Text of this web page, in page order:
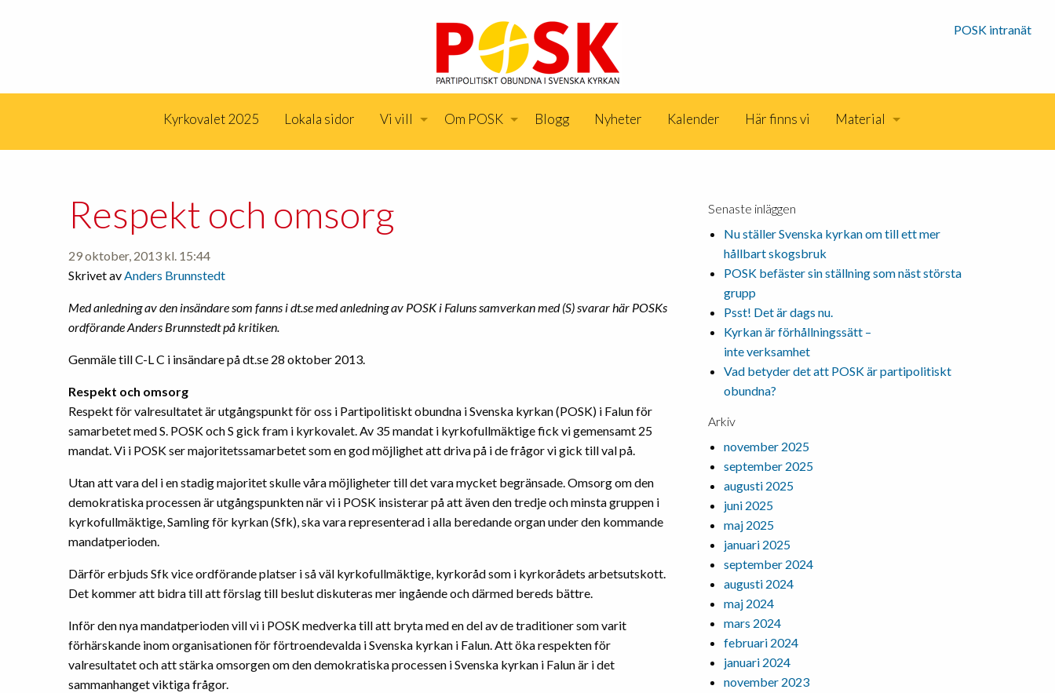
POSK intranät
Kyrkovalet 2025 Lokala sidor Vi vill Om POSK Blogg Nyheter Kalender Här finns vi Material
Respekt och omsorg
29 oktober, 2013 kl. 15:44
Skrivet avAnders Brunnstedt
Med anledning av den insändare som fanns i dt.se med anledning av POSK i Faluns samverkan med (S) svarar här POSKs
ordförande Anders Brunnstedt på kritiken.
Genmäle till C-L C i insändare på dt.se 28 oktober 2013.
Respekt och omsorg
Respekt för valresultatet är utgångspunkt för oss i Partipolitiskt obundna i Svenska kyrkan (POSK) i Falun för
samarbetet med S. POSK och S gick fram i kyrkovalet. Av 35 mandat i kyrkofullmäktige fick vi gemensamt 25
mandat. Vi i POSK ser majoritetssamarbetet som en god möjlighet att driva på i de frågor vi gick till val på.
Utan att vara del i en stadig majoritet skulle våra möjligheter till det vara mycket begränsade. Omsorg om den
demokratiska processen är utgångspunkten när vi i POSK insisterar på att även den tredje och minsta gruppen i
kyrkofullmäktige, Samling för kyrkan (Sfk), ska vara representerad i alla beredande organ under den kommande
mandatperioden.
Därför erbjuds Sfk vice ordförande platser i så väl kyrkofullmäktige, kyrkoråd som i kyrkorådets arbetsutskott.
Det kommer att bidra till att förslag till beslut diskuteras mer ingående och därmed bereds bättre.
Inför den nya mandatperioden vill vi i POSK medverka till att bryta med en del av de traditioner som varit
förhärskande inom organisationen för förtroendevalda i Svenska kyrkan i Falun. Att öka respekten för
valresultatet och att stärka omsorgen om den demokratiska processen i Svenska kyrkan i Falun är i det
sammanhanget viktiga frågor.
Senaste inläggen
Nu ställer Svenska kyrkan om till ett mer
hållbart skogsbruk
POSK befäster sin ställning som näst största
grupp
Psst! Det är dags nu.
Kyrkan är förhållningssätt –
inte verksamhet
Vad betyder det att POSK är partipolitiskt
obundna?
Arkiv
november 2025
september 2025
augusti 2025
juni 2025
maj 2025
januari 2025
september 2024
augusti 2024
maj 2024
mars 2024
februari 2024
januari 2024
november 2023